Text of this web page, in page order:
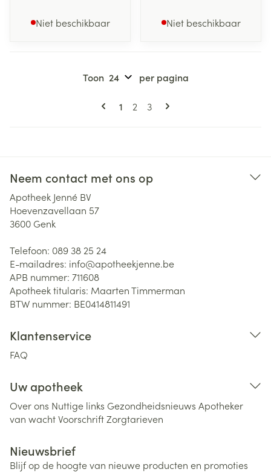
Niet beschikbaar Niet beschikbaar
Pagina's
U lees momenteel pagina
1 Pagina
2 Pagina
3
Toon per pagina
Neem contact met ons op
Apotheek Jenné BV
Hoevenzavellaan 57
3600 Genk
Telefoon: 089 38 25 24
E-mailadres: info@apotheekjenne.be
APB nummer: 711608
Apotheek titularis: Maarten Timmerman
BTW nummer: BE0414811491
Klantenservice
FAQ
Uw apotheek
Over ons Nuttige links Gezondheidsnieuws Apotheker
van wachtVoorschriftZorgtarieven
Nieuwsbrief
Blijf op de hoogte van nieuwe producten en promoties